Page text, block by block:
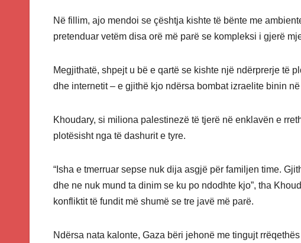
Në fillim, ajo mendoi se çështja kishte të bënte me
pretenduar vetëm disa orë më parë se kompleksi i gjerë
Megjithatë, shpejt u bë e qartë se kishte një ndërprerje të
dhe internetit – e gjithë kjo ndërsa bombat izraelite binin
Khoudary, si miliona palestinezë të tjerë në enklavën e
plotësisht nga të dashurit e tyre.
“Isha e tmerruar sepse nuk dija asgjë për familjen time.
dhe ne nuk mund ta dinim se ku po ndodhte kjo”, tha
konfliktit të fundit më shumë se tre javë më parë.
Ndërsa nata kalonte, Gaza bëri jehonë me tingujt